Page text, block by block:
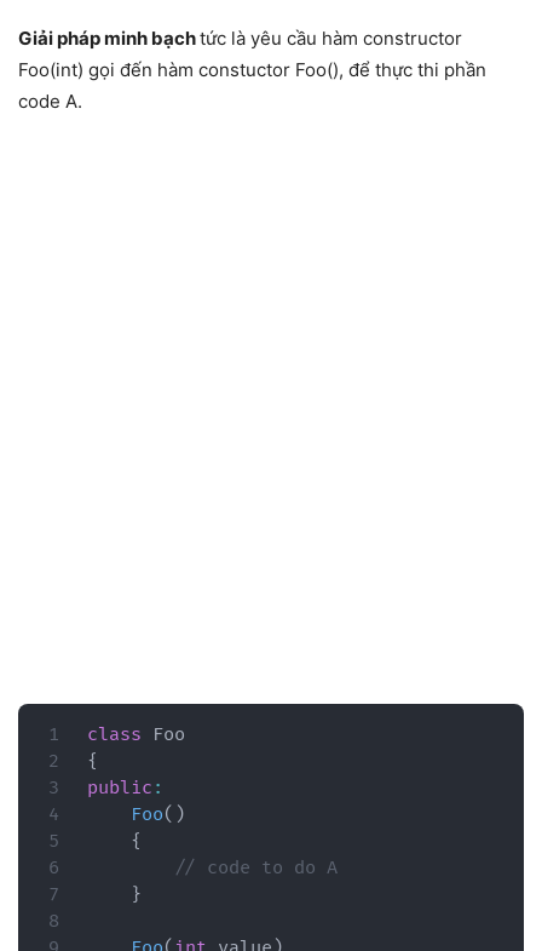
Giải pháp minh bạchtức là yêu cầu hàm constructor
Foo(int) gọi đến hàm constuctor Foo(), để thực thi phần
code A.
class
Foo
{
public :
Foo( )
{
// code to do A
}